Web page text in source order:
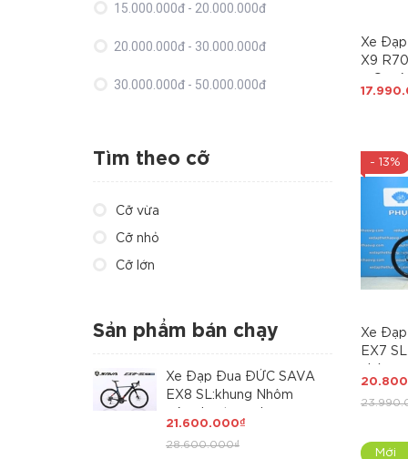
Xe Đạp
X9
GIÁ
- 13%
Xe
EX7
carbon
cấp, 4
Mới
15.000.000đ - 20.000.000đ
20.000.000đ - 30.000.000đ
30.000.000đ - 50.000.000đ
Tìm theo cỡ
Cỡ vừa
Cỡ nhỏ
Cỡ lớn
Sản phẩm bán chạy
Xe Đạp Đua ĐỨC SAVA
EX8 SL:khung Nhôm
Toray T800 cao cấp.
21.600.000₫
28.600.000₫